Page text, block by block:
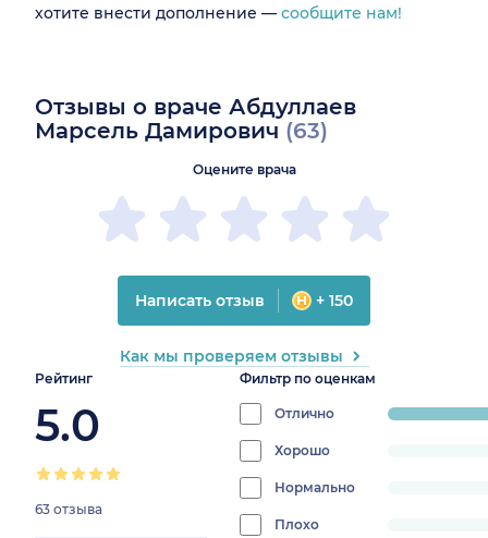
хотите внести дополнение — сообщите нам!
Отзывы о враче Абдуллаев
Марсель Дамирович (63)
Рейтинг
5.0
63 отзыва
Фильтр по оценкам
Отлично
progress:
Хорошо
0%
Нормально
0%
Плохо
Оцените врача
Написать отзыв + 150
Как мы проверяем отзывы